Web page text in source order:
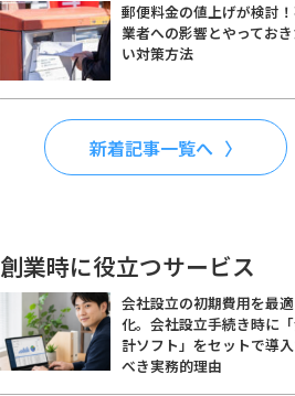
郵便料金の値上げが検討
業者への影響とやってお
い対策方法
新着記事一覧へ
創業時に役立つサービス
会社設立の初期費用を最適
化。会社設立手続き時に
計ソフト」をセットで導
べき実務的理由